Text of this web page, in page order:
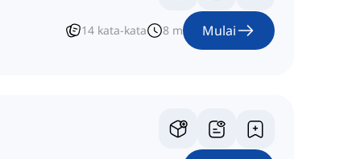
14 kata-kata 8 m Mulai